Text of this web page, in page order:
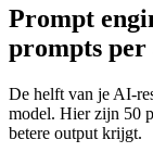
Prompt
prompts per
De helft van je AI-
model. Hier zijn 50
betere output krijgt.